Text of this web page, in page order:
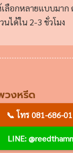
เลือกหลายแบบมาก
นได้ใน 2-3 ชั่วโมง
งหรีด
📞 โทร 081-686-
LINE: